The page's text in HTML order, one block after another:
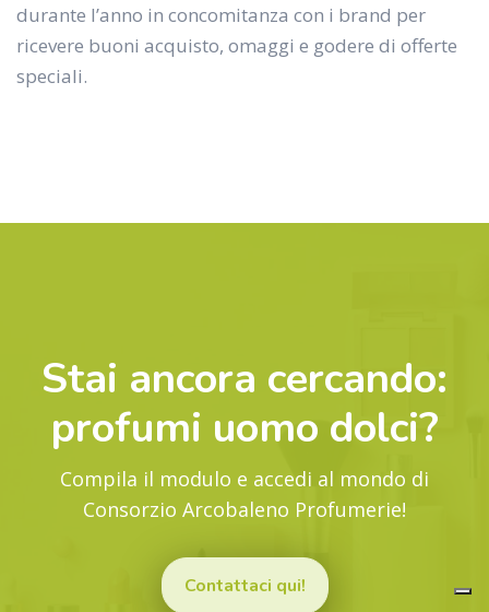
durante l’anno in concomitanza con i brand per
ricevere buoni acquisto, omaggi e godere di offerte
speciali.
Stai ancora cercando:
profumi uomo dolci?
Compila il modulo e accedi al mondo di
Consorzio Arcobaleno Profumerie!
Contattaci qui!